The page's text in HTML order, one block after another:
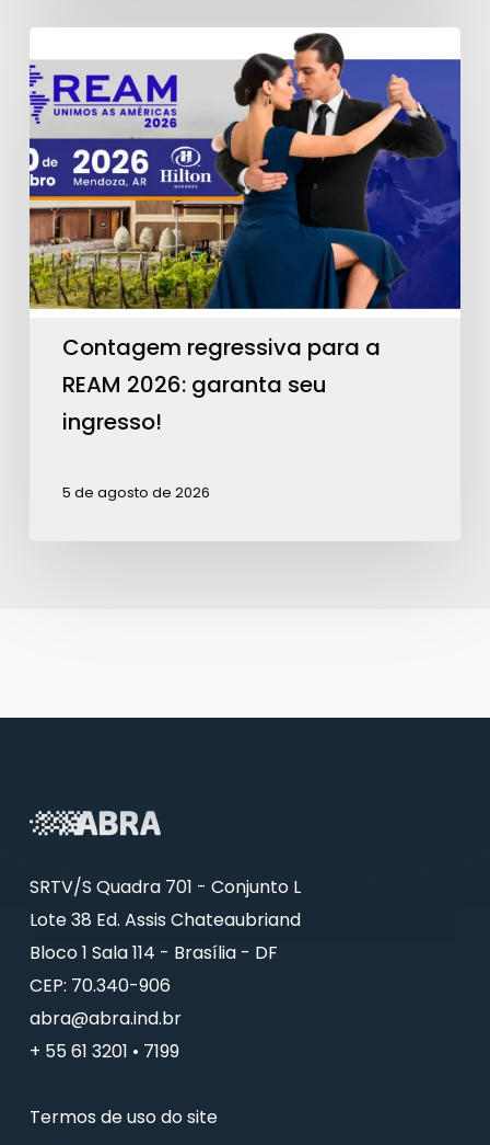
regressiva
para
a
REAM
2026:
garanta
seu
ingresso!
Contagem regressiva para a
REAM 2026: garanta seu
ingresso!
5 de agosto de 2026
SRTV/S Quadra 701 - Conjunto L
Lote 38 Ed. Assis Chateaubriand
Bloco 1 Sala 114 - Brasília - DF
CEP: 70.340-906
abra@abra.ind.br
+ 55 61 3201 • 7199
Termos de uso do site